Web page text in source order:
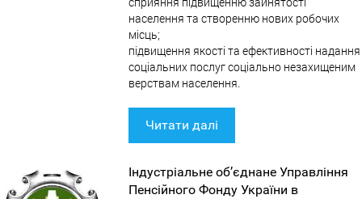
населення та створенню нових робочих
місць;
підвищення якості та ефективності надання
соціальних послуг соціально незахищеним
верствам населення.
Читати далі
Індустріальне об’єднане Управління
Пенсійного Фонду України в